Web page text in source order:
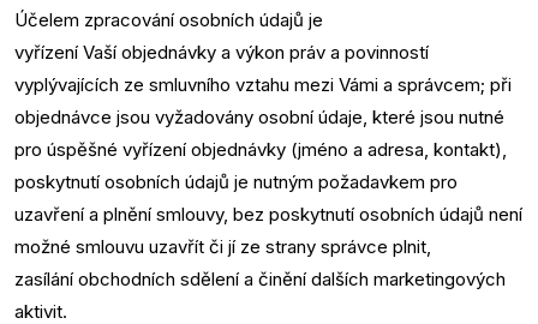
Účelem zpracování osobních údajů je
vyřízení Vaší objednávky a výkon práv a povinností
vyplývajících ze smluvního vztahu mezi Vámi a správcem; při
objednávce jsou vyžadovány osobní údaje, které jsou nutné
pro úspěšné vyřízení objednávky (jméno a adresa, kontakt),
poskytnutí osobních údajů je nutným požadavkem pro
uzavření a plnění smlouvy, bez poskytnutí osobních údajů není
možné smlouvu uzavřít či jí ze strany správce plnit,
zasílání obchodních sdělení a činění dalších marketingových
aktivit.